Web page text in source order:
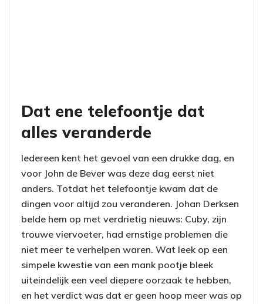
Dat ene telefoontje dat
alles veranderde
Iedereen kent het gevoel van een drukke dag, en
voor John de Bever was deze dag eerst niet
anders. Totdat het telefoontje kwam dat de
dingen voor altijd zou veranderen. Johan Derksen
belde hem op met verdrietig nieuws: Cuby, zijn
trouwe viervoeter, had ernstige problemen die
niet meer te verhelpen waren. Wat leek op een
simpele kwestie van een mank pootje bleek
uiteindelijk een veel diepere oorzaak te hebben,
en het verdict was dat er geen hoop meer was op